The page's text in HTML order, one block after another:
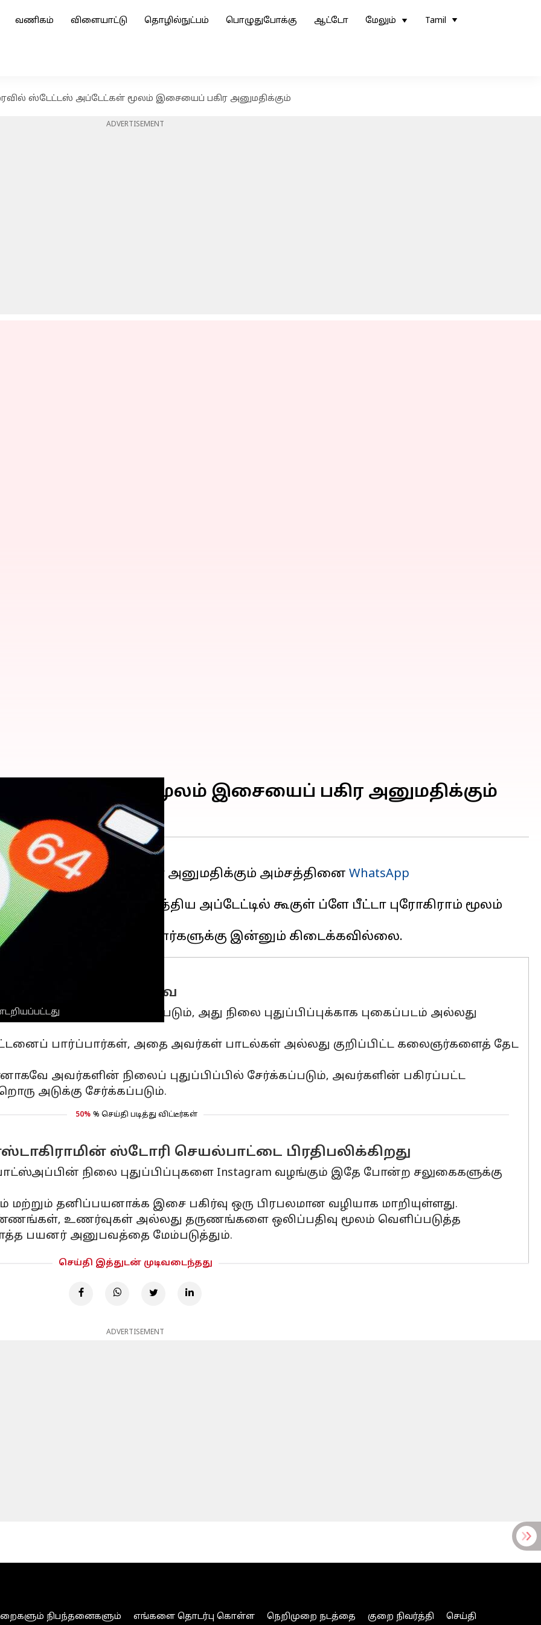
வணிகம் விளையாட்டு தொழில்நுட்பம் பொழுதுபோக்கு ஆட்டோ மேலும் Tamil
ஸ்டேட்டஸ் அப்டேட்கள் மூலம் இசையைப் பகிர அனுமதிக்கும்
ADVERTISEMENT
அப்டேட்கள் மூலம் இசையைப் பகிர அனுமதிக்கும்
மூலம் இசையைப் பகிர அனுமதிக்கும் அம்சத்தினை WhatsApp
2.24.22.11 இன் சமீபத்திய அப்டேட்டில் கூகுள் ப்ளே பீட்டா புரோகிராம் மூலம்
நெருக்கமான பார்வை
ஒருங்கிணைக்கப்படும், அது நிலை புதுப்பிப்புக்காக புகைப்படம் அல்லது
பட்டனைப் பார்ப்பார்கள், அதை அவர்கள் பாடல்கள் அல்லது குறிப்பிட்ட கலைஞர்களைத் தேட
அவர்களின் நிலைப் புதுப்பிப்பில் சேர்க்கப்படும், அவர்களின் பகிரப்பட்ட
அடுக்கு சேர்க்கப்படும்.
50% % செய்தி படித்து விட்டீர்கள்
ஸ்டோரி செயல்பாட்டை பிரதிபலிக்கிறது
நிலை புதுப்பிப்புகளை Instagram வழங்கும் இதே போன்ற சலுகைகளுக்கு
தனிப்பயனாக்க இசை பகிர்வு ஒரு பிரபலமான வழியாக மாறியுள்ளது.
உணர்வுகள் அல்லது தருணங்களை ஒலிப்பதிவு மூலம் வெளிப்படுத்த
பயனர் அனுபவத்தை மேம்படுத்தும்.
செய்தி இத்துடன் முடிவடைந்தது
ADVERTISEMENT
நிபந்தனைகளும் எங்களை தொடர்பு கொள்ள நெறிமுறை நடத்தை குறை நிவர்த்தி செய்தி